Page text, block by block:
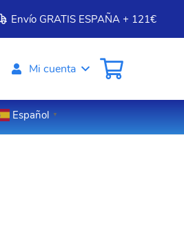
Envío GRATIS ESPAÑA + 121€
Mi cuenta
Español ▼